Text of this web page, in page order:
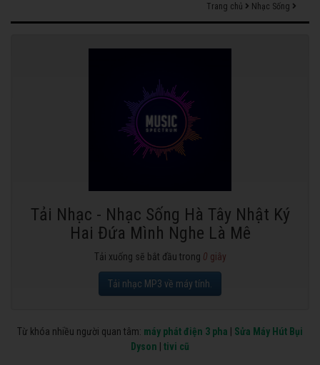
Trang chủ Nhạc Sống
Tải Nhạc - Nhạc Sống Hà Tây Nhật Ký
Hai Đứa Mình Nghe Là Mê
Tải xuống sẽ bắt đầu trong 0 giây
Tải nhạc MP3 về máy tính.
Từ khóa nhiều người quan tâm: máy phát điện 3 pha
Sửa Máy Hút Bụi
Dyson
tivi cũ